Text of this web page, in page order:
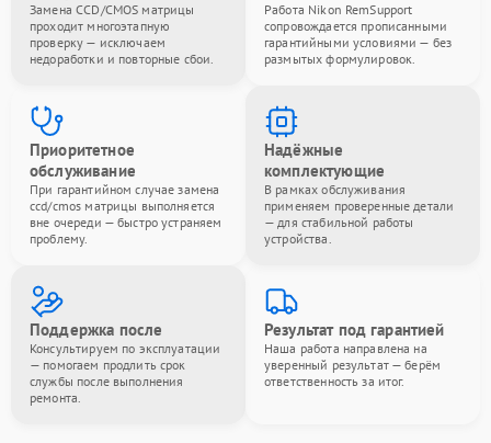
Замена CCD/CMOS матрицы
проходит многоэтапную
проверку — исключаем
недоработки и повторные сбои.
Работа Nikon RemSupport
сопровождается прописанными
гарантийными условиями — без
размытых формулировок.
Приоритетное
обслуживание
При гарантийном случае замена
ccd/cmos матрицы выполняется
вне очереди — быстро устраняем
проблему.
Надёжные
комплектующие
В рамках обслуживания
применяем проверенные детали
— для стабильной работы
устройства.
Поддержка после
Консультируем по эксплуатации
— помогаем продлить срок
службы после выполнения
ремонта.
Результат под гарантией
Наша работа направлена на
уверенный результат — берём
ответственность за итог.